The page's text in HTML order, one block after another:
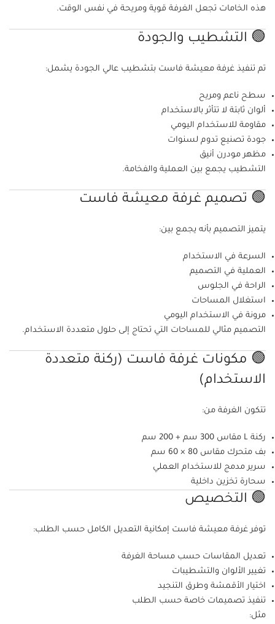
هذه الخامات تجعل الغرفة قوية ومريحة في نفس الوقت.
🟢 التشطيب والجودة
تم تنفيذ غرفة معيشة فاست بتشطيب عالي الجودة يشمل:
سطح ناعم ومريح
ألوان ثابتة لا تتأثر بالاستخدام
مقاومة للاستخدام اليومي
جودة تصنيع تدوم لسنوات
مظهر مودرن أنيق
التشطيب يجمع بين العملية والفخامة.
🟢 تصميم غرفة معيشة فاست
يتميز التصميم بأنه يجمع بين:
السرعة في الاستخدام
العملية في التصميم
الراحة في الجلوس
استغلال المساحات
مرونة في الاستخدام اليومي
التصميم مثالي للمساحات التي تحتاج إلى حلول متعددة الاستخدام.
🟢 مكونات غرفة فاست (ركنة متعددة
الاستخدام)
تتكون الغرفة من:
ركنة L مقاس 300 سم + 200 سم
بف متحرك مقاس 80 × 60 سم
سرير مدمج للاستخدام العملي
سحارة تخزين داخلية
🟢 التخصيص
توفر غرفة معيشة فاست إمكانية التعديل الكامل حسب الطلب:
تعديل المقاسات حسب مساحة الغرفة
تغيير الألوان والتشطيبات
اختيار الأقمشة وطرق التنجيد
تنفيذ تصميمات خاصة حسب الطلب
مثل: